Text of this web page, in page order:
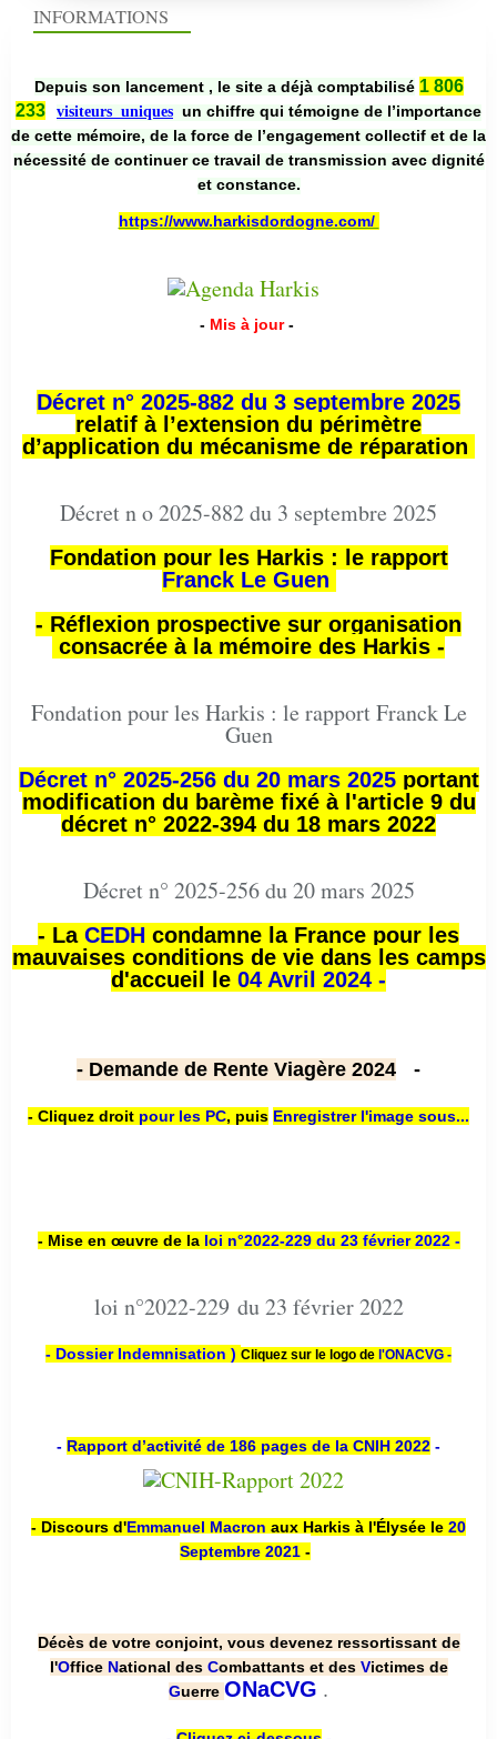
INFORMATIONS
Depuis son lancement , le site a déjà comptabilisé 1 806
233
visiteurs uniques un chiffre qui témoigne de l’importance
de cette mémoire, de la force de l’engagement collectif et de la
nécessité de continuer ce travail de transmission avec dignité
et constance.
https://www.harkisdordogne.com/
- Mis à jour -
Décret n° 2025-882 du 3 septembre 2025
relatif à l’extension du périmètre
d’application du mécanisme de réparation
Décret n o 2025-882 du 3 septembre 2025
Fondation pour les Harkis : le rapport
Franck Le Guen
- Réflexion prospective sur organisation
consacrée à la mémoire des Harkis -
Fondation pour les Harkis : le rapport Franck Le
Guen
Décret n° 2025-256 du 20 mars 2025portant
modification du barème fixé à l'article 9 du
décret n° 2022-394 du 18 mars 2022
Décret n° 2025-256 du 20 mars 2025
- La CEDH condamne la France pour les
mauvaises conditions de vie dans les camps
d'accueil le 04 Avril 2024 -
- Demande de Rente Viagère 2024 -
- Cliquez droit pour les PC, puis Enregistrer l'image sous...
- Mise en œuvre de la loi n°2022-229 du 23 février 2022 -
loi n°2022-229 du 23 février 2022
- Dossier Indemnisation ) Cliquez sur le logo de l'ONACVG -
- Rapport d’activité de 186 pages de la CNIH 2022 -
- Discours d'Emmanuel Macron aux Harkis à l'Élysée le 20
Septembre 2021 -
Décès de votre conjoint, vous devenez ressortissant de
l'Office National des Combattants et des Victimes de
Guerre ONaCVG .